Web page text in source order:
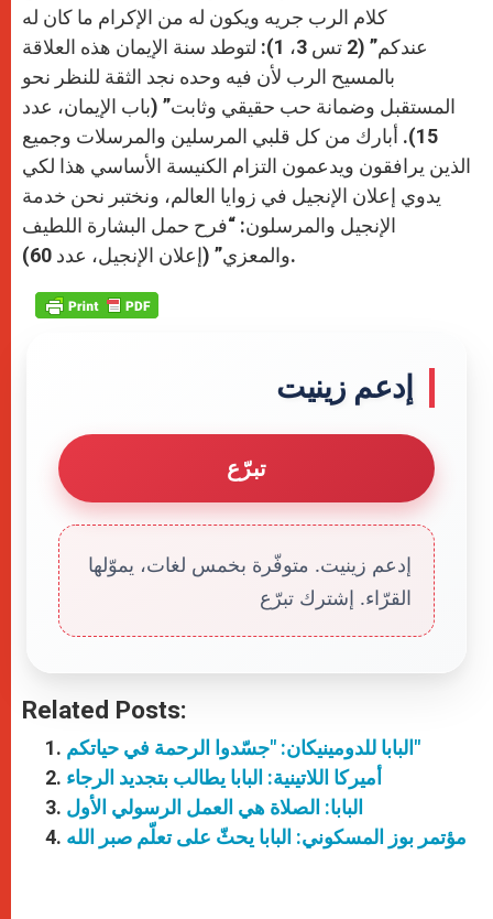
كلام الرب جريه ويكون له من الإكرام ما كان له
عندكم” (2 تس 3، 1): لتوطد سنة الإيمان هذه العلاقة
بالمسيح الرب لأن فيه وحده نجد الثقة للنظر نحو
المستقبل وضمانة حب حقيقي وثابت” (باب الإيمان، عدد
15). أبارك من كل قلبي المرسلين والمرسلات وجميع
الذين يرافقون ويدعمون التزام الكنيسة الأساسي هذا لكي
يدوي إعلان الإنجيل في زوايا العالم، ونختبر نحن خدمة
الإنجيل والمرسلون: “فرح حمل البشارة اللطيف
والمعزي” (إعلان الإنجيل، عدد 60).
إدعم زينيت
تبرّع
إدعم زينيت. متوفّرة بخمس لغات، يموّلها
القرّاء. إشترك تبرّع
Related Posts:
البابا للدومينيكان: "جسّدوا الرحمة في حياتكم"
أميركا اللاتينية: البابا يطالب بتجديد الرجاء
البابا: الصلاة هي العمل الرسولي الأول
مؤتمر بوز المسكوني: البابا يحثّ على تعلّم صبر الله